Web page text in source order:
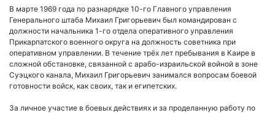
В марте 1969 года по разнарядке 10-го Главного управления
Генерального штаба Михаил Григорьевич был командирован с
должности начальника 1-го отдела оперативного управления
Прикарпатского военного округа на должность советника при
оперативном управлении. В течение трёх лет пребывания в Каире в
сложной обстановке, связанной с арабо-израильской войной в зоне
Суэцкого канала, Михаил Григорьевич занимался вопросам боевой
готовности войск, как своих, так и египетских.
За личное участие в боевых действиях и за проделанную работу по